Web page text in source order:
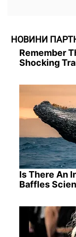
НОВИНИ
Remember
Shocking
Is There An
Baffles